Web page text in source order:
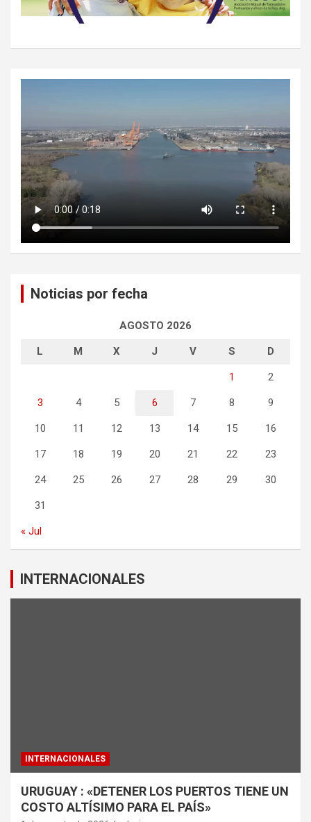
Noticias por fecha
AGOSTO 2026
L M X J V S D
1 2
3 4 5 6 7 8 9
10 11 12 13 14 15 16
17 18 19 20 21 22 23
24 25 26 27 28 29 30
31
« Jul
INTERNACIONALES
INTERNACIONALES
URUGUAY : «DETENER LOS PUERTOS TIENE UN
COSTO ALTÍSIMO PARA EL PAÍS»